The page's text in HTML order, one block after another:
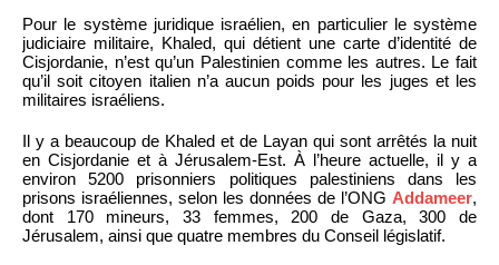
Pour le système juridique israélien, en particulier le système
judiciaire militaire, Khaled, qui détient une carte d’identité de
Cisjordanie, n’est qu’un Palestinien comme les autres. Le fait
qu’il soit citoyen italien n’a aucun poids pour les juges et les
militaires israéliens.
Il y a beaucoup de Khaled et de Layan qui sont arrêtés la nuit
en Cisjordanie et à Jérusalem-Est. À l’heure actuelle, il y a
environ 5200 prisonniers politiques palestiniens dans les
prisons israéliennes, selon les données de l’ONG Addameer,
dont 170 mineurs, 33 femmes, 200 de Gaza, 300 de
Jérusalem, ainsi que quatre membres du Conseil législatif.